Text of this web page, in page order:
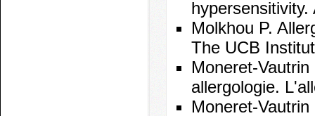
Molkhou P.
The UCB
Moneret-
allergologie.
Moneret-